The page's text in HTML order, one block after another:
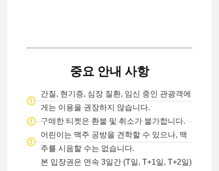
중요 안내 사항
간질, 현기증, 심장 질환, 임신 중인 관광객에
게는 이용을 권장하지 않습니다.
구매한 티켓은 환불 및 취소가 불가합니다.
어린이는 맥주 공방을 견학할 수 있으나, 맥
주를 시음할 수는 없습니다.
본 입장권은 연속 3일간 (T일, T+1일, T+2일)